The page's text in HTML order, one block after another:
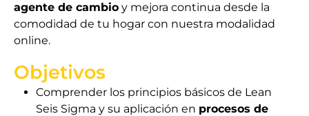
agente de cambio y mejora continua desde la
comodidad de tu hogar con nuestra modalidad
online.
Objetivos
Comprender los principios básicos de Lean
Seis Sigma y su aplicación en procesos de